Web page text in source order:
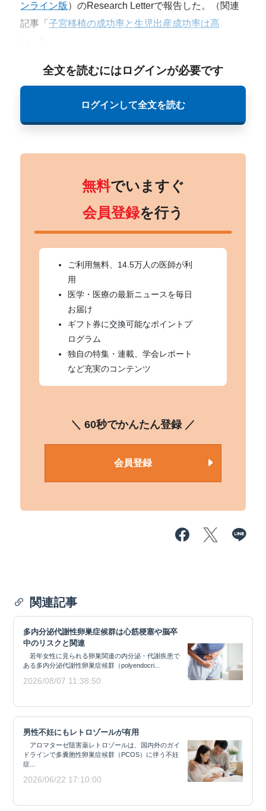
ンライン版 ）のResearch Letterで報告した。（関連
記事「子宮移植の成功率と生児出産成功率は高
い
全文を読むにはログインが必要です
ログインして全文を読む
無料でいますぐ
会員登録を行う
ご利用無料、14.5万人の医師が利
用
医学・医療の最新ニュースを毎日
お届け
ギフト券に交換可能なポイントプ
ログラム
独自の特集・連載、学会レポート
など充実のコンテンツ
＼ 60秒でかんたん登録 ／
会員登録
関連記事
多内分泌代謝性卵巣症候群は心筋梗塞や脳卒
中のリスクと関連
若年女性に見られる卵巣関連の内分泌・代謝疾患で
ある多内分泌代謝性卵巣症候群（polyendocri...
2026/08/07 11:38:50
男性不妊にもレトロゾールが有用
アロマターゼ阻害薬レトロゾールは、国内外のガイ
ドラインで多囊胞性卵巣症候群（PCOS）に伴う不妊
症...
2026/06/22 17:10:00